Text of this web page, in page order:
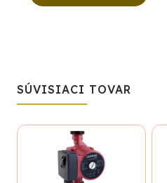
SÚVISIACI TOVAR